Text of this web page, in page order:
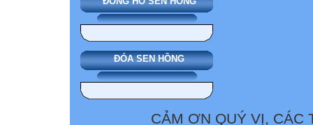
ĐÓA SEN HỒNG
CẢM ƠN QUÝ VỊ, CÁC